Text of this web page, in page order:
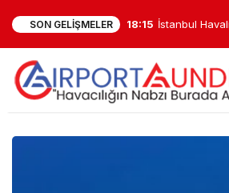
SON GELIŞMELER 18:15 İstanbul